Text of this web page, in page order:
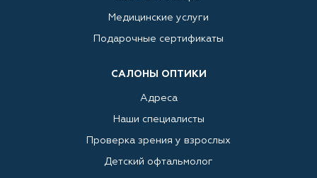
Медицинские услуги
Подарочные сертификаты
САЛОНЫ ОПТИКИ
Адреса
Наши специалисты
Проверка зрения у взрослых
Детский офтальмолог